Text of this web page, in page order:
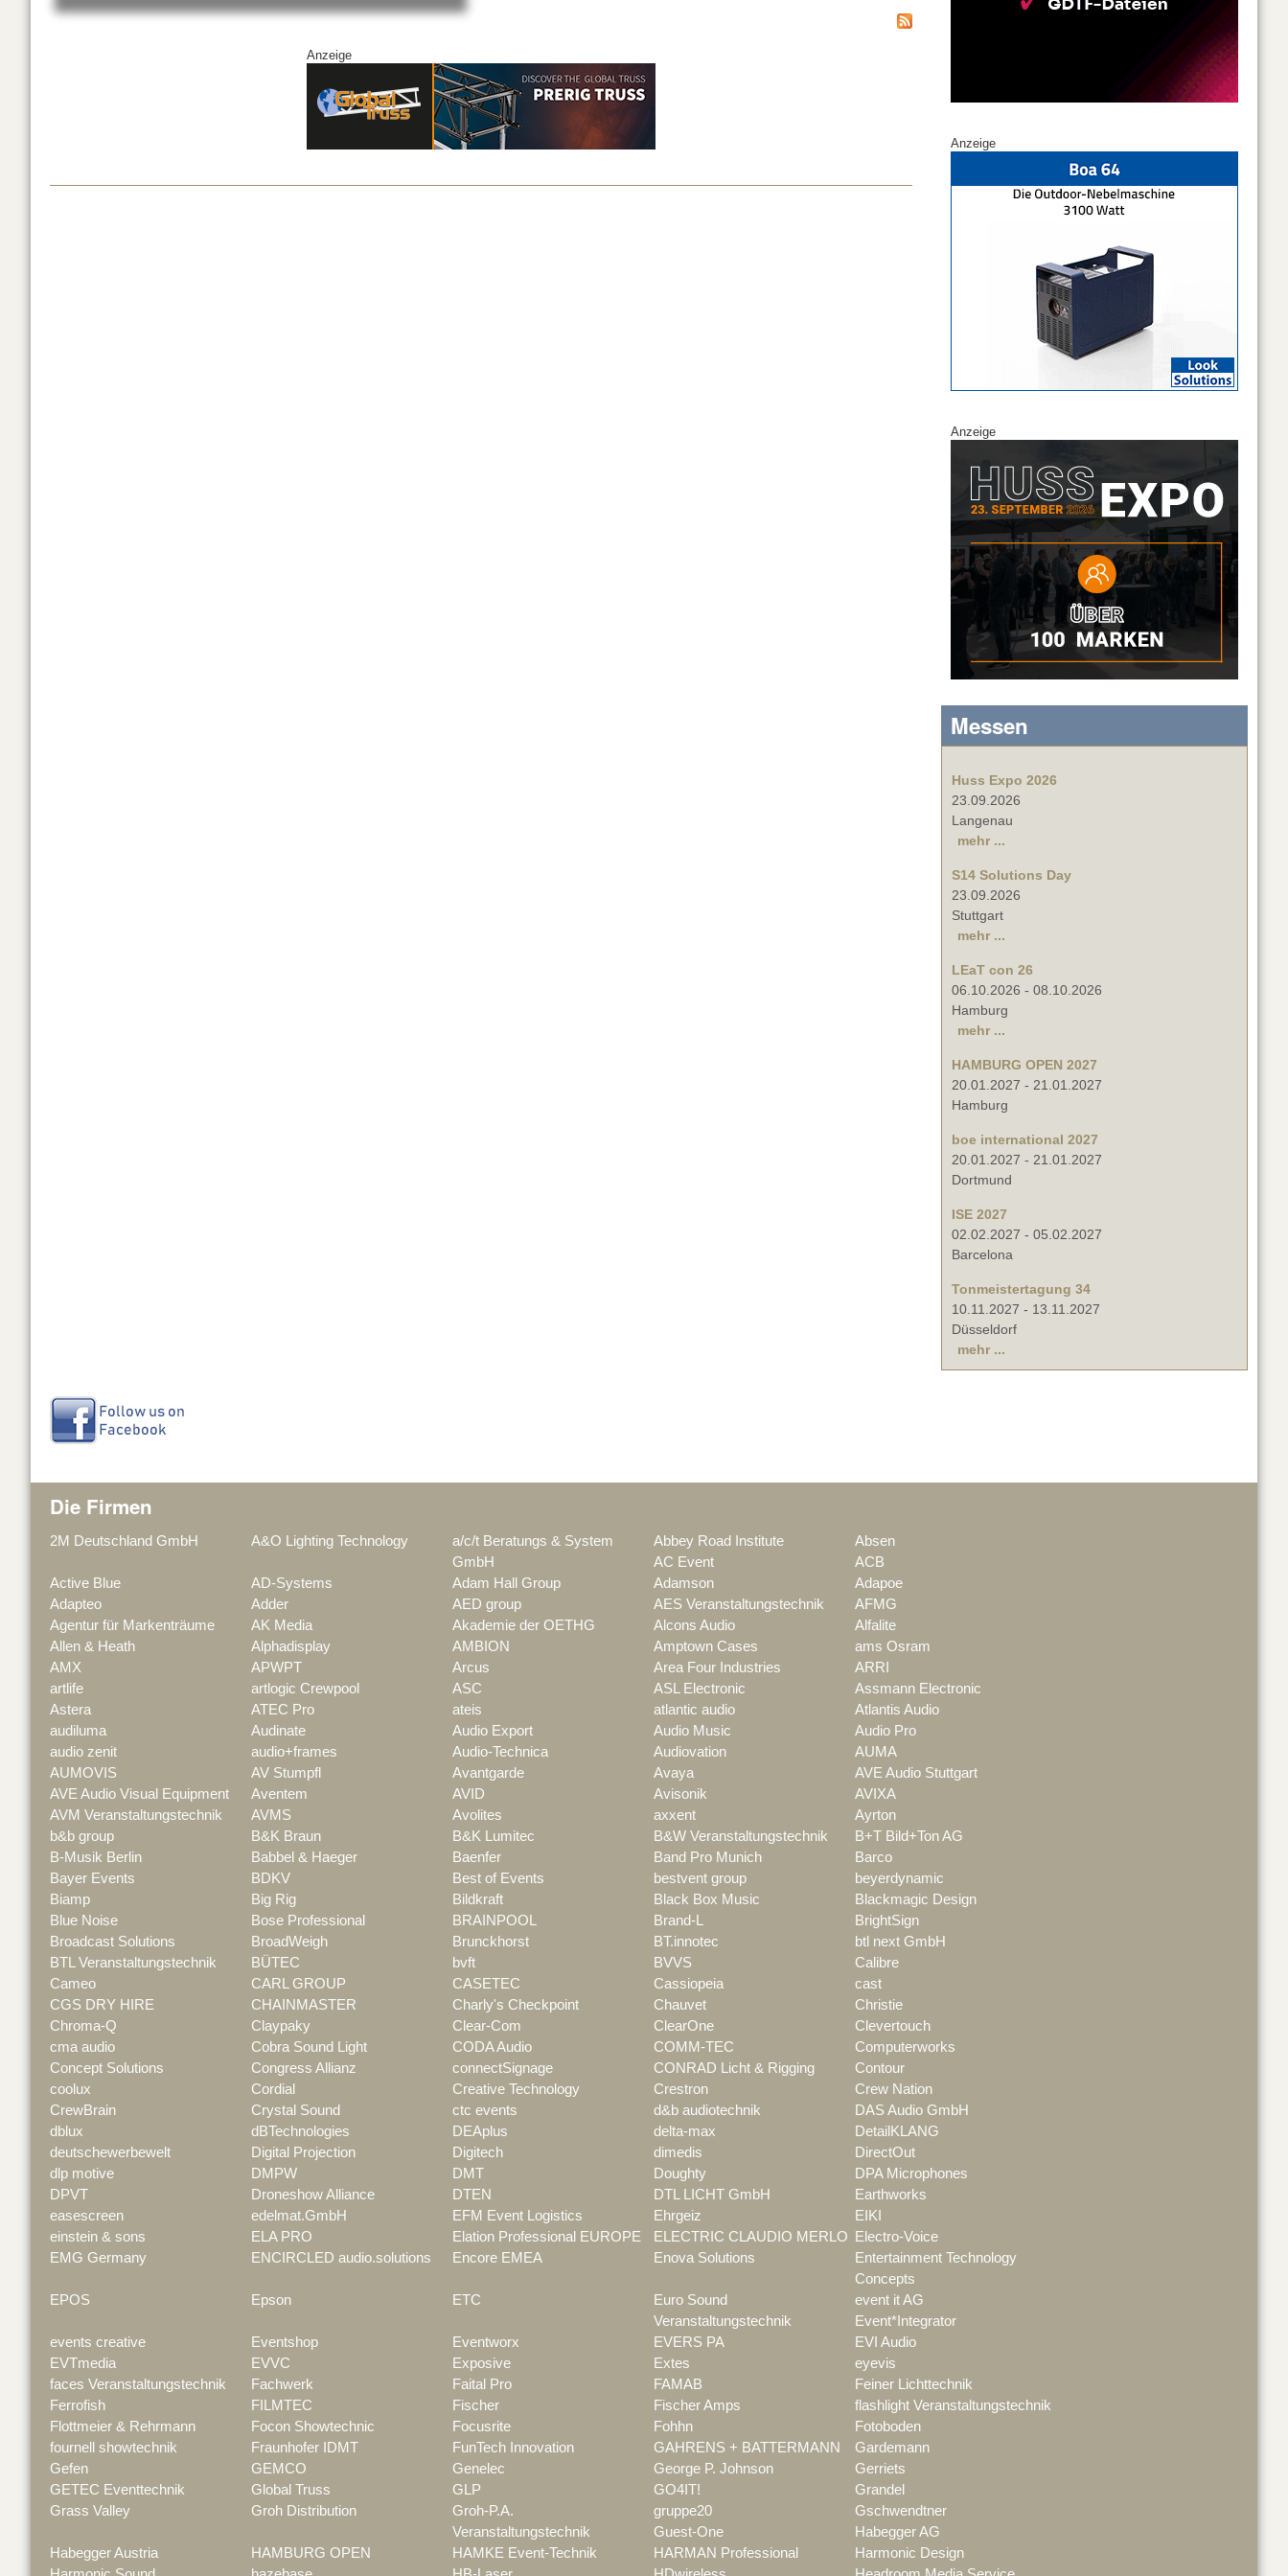
Anzeige
Anzeige
Anzeige
Messen
Huss Expo 2026
23.09.2026
Langenau
mehr ...
S14 Solutions Day
23.09.2026
Stuttgart
mehr ...
LEaT con 26
06.10.2026 - 08.10.2026
Hamburg
mehr ...
HAMBURG OPEN 2027
20.01.2027 - 21.01.2027
Hamburg
boe international 2027
20.01.2027 - 21.01.2027
Dortmund
ISE 2027
02.02.2027 - 05.02.2027
Barcelona
Tonmeistertagung 34
10.11.2027 - 13.11.2027
Düsseldorf
mehr ...
Die Firmen
2M Deutschland GmbH A&O Lighting Technology
a/c/t Beratungs & System
GmbH
Abbey Road Institute
Absen
AC Event
ACB
Active Blue
AD-Systems Adam Hall Group Adamson
Adapoe
Adapteo
Adder AED group AES Veranstaltungstechnik
AFMG
Agentur für Markenträume
AK Media Akademie der OETHG Alcons Audio
Alfalite
Allen & Heath
Alphadisplay AMBION Amptown Cases
ams Osram
AMX
APWPT Arcus Area Four Industries
ARRI
artlife
artlogic Crewpool ASC ASL Electronic
Assmann Electronic
Astera
ATEC Pro ateis atlantic audio
Atlantis Audio
audiluma
Audinate Audio Export Audio Music
Audio Pro
audio zenit
audio+frames Audio-Technica Audiovation
AUMA
AUMOVIS
AV Stumpfl Avantgarde Avaya
AVE Audio Stuttgart
AVE Audio Visual Equipment
Aventem AVID Avisonik
AVIXA
AVM Veranstaltungstechnik
AVMS Avolites axxent
Ayrton
b&b group
B&K Braun B&K Lumitec B&W Veranstaltungstechnik
B+T Bild+Ton AG
B-Musik Berlin
Babbel & Haeger Baenfer Band Pro Munich
Barco
Bayer Events
BDKV Best of Events bestvent group
beyerdynamic
Biamp
Big Rig Bildkraft Black Box Music
Blackmagic Design
Blue Noise
Bose Professional BRAINPOOL Brand-L
BrightSign
Broadcast Solutions
BroadWeigh Brunckhorst BT.innotec
btl next GmbH
BTL Veranstaltungstechnik
BÜTEC bvft BVVS
Calibre
Cameo
CARL GROUP CASETEC Cassiopeia
cast
CGS DRY HIRE
CHAINMASTER Charly's Checkpoint Chauvet
Christie
Chroma-Q
Claypaky Clear-Com ClearOne
Clevertouch
cma audio
Cobra Sound Light CODA Audio COMM-TEC
Computerworks
Concept Solutions
Congress Allianz connectSignage CONRAD Licht & Rigging
Contour
coolux
Cordial Creative Technology Crestron
Crew Nation
CrewBrain
Crystal Sound ctc events d&b audiotechnik
DAS Audio GmbH
dblux
dBTechnologies DEAplus delta-max
DetailKLANG
deutschewerbewelt
Digital Projection Digitech dimedis
DirectOut
dlp motive
DMPW DMT Doughty
DPA Microphones
DPVT
Droneshow Alliance DTEN DTL LICHT GmbH
Earthworks
easescreen
edelmat.GmbH EFM Event Logistics Ehrgeiz
EIKI
einstein & sons
ELA PRO Elation Professional EUROPE ELECTRIC CLAUDIO MERLO
Electro-Voice
EMG Germany
ENCIRCLED audio.solutions Encore EMEA Enova Solutions
Entertainment Technology
Concepts
EPOS
Epson ETC
Euro Sound
Veranstaltungstechnik
event it AG
Event*Integrator
events creative
Eventshop Eventworx EVERS PA
EVI Audio
EVTmedia
EVVC Exposive Extes
eyevis
faces Veranstaltungstechnik
Fachwerk Faital Pro FAMAB
Feiner Lichttechnik
Ferrofish
FILMTEC Fischer Fischer Amps
flashlight Veranstaltungstechnik
Flottmeier & Rehrmann
Focon Showtechnic Focusrite Fohhn
Fotoboden
fournell showtechnik
Fraunhofer IDMT FunTech Innovation GAHRENS + BATTERMANN
Gardemann
Gefen
GEMCO Genelec George P. Johnson
Gerriets
GETEC Eventtechnik
Global Truss GLP GO4IT!
Grandel
Grass Valley
Groh Distribution
Groh-P.A.
Veranstaltungstechnik
gruppe20
Gschwendtner
Guest-One
Habegger AG
Habegger Austria
HAMBURG OPEN HAMKE Event-Technik HARMAN Professional
Harmonic Design